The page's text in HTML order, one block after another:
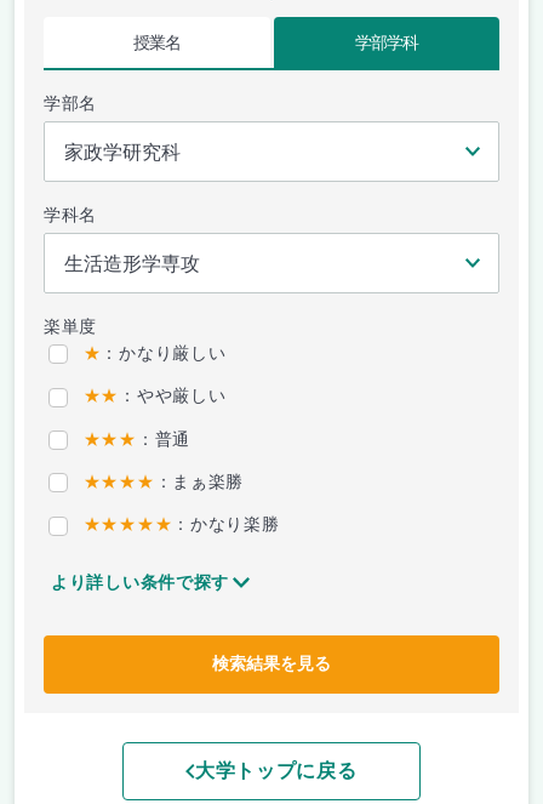
授業名 学部学科
学部名
学科名
楽単度
★ ：かなり厳しい
★★ ：やや厳しい
★★★ ：普通
★★★★ ：まぁ楽勝
★★★★★ ：かなり楽勝
より詳しい条件で探す
検索結果を見る
大学トップに戻る